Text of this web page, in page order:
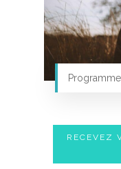
RECEVEZ